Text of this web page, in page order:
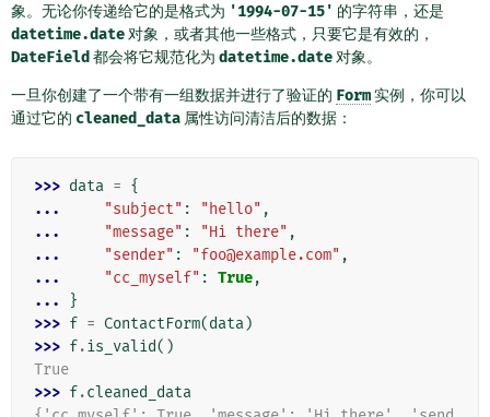
象。无论你传递给它的是格式为 '1994-07-15' 的字符串，还是
datetime.date 对象，或者其他一些格式，只要它是有效的，
DateField 都会将它规范化为 datetime.date 对象。
一旦你创建了一个带有一组数据并进行了验证的 Form实例，你可以
通过它的 cleaned_data 属性访问清洁后的数据：
>>> data = {
...
"subject" : "hello" ,
...
"message" : "Hi there" ,
...
"sender" : "foo@example.com" ,
...
"cc_myself" : True,
...
}
>>> f = ContactForm(data)
>>> f.is_valid()
True
>>> f.cleaned_data